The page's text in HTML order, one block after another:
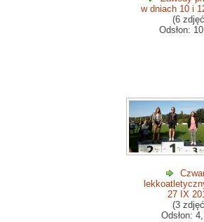
w dniach 10 i
(6
Odsłon:
27 IX
(3
Odsłon: